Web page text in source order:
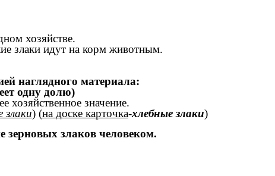
хозяйстве.
злаки идут на корм животным.
наглядного материала:
одну долю)
значение.
злаки) (на доске карточка-хлебные злаки)
зерновых злаков человеком.